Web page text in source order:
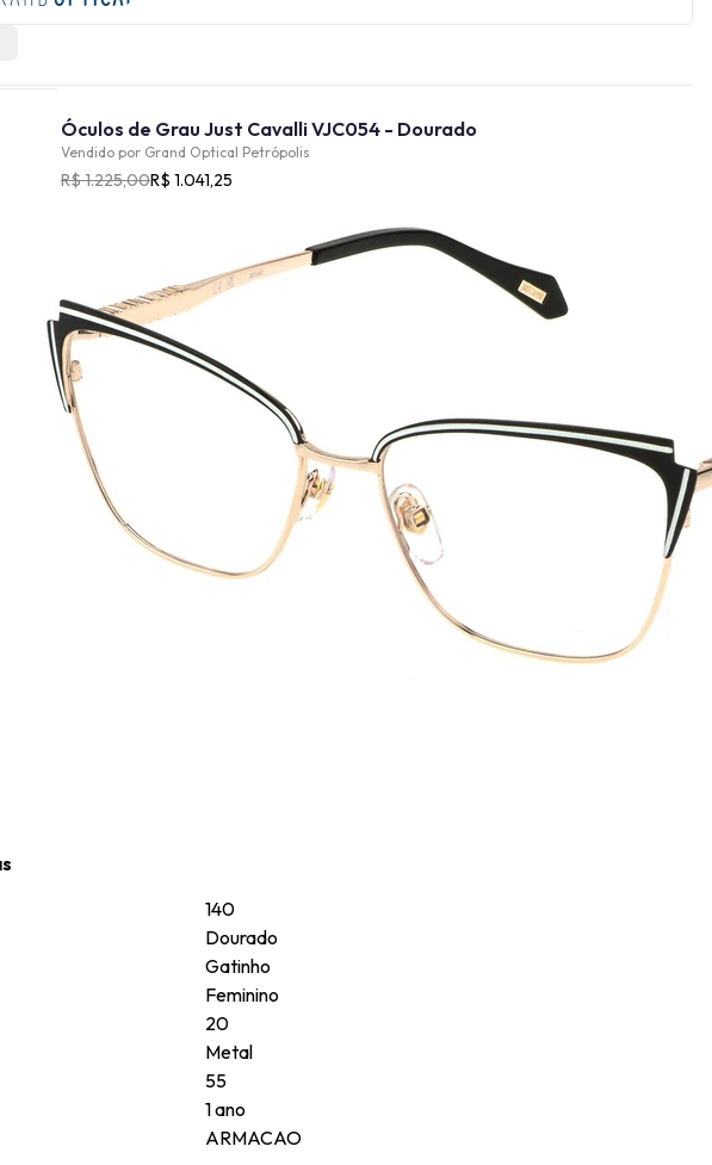
Óculos de Grau Just Cavalli VJC054 - Dourado
Vendido por Grand Optical Petrópolis
R$ 1.225,00R$ 1.041,25
Provador Virtual
da sua marca, direcionada a um público mais jovem e com um estilo irreverente. A linha
gráficos experimentais.
140
Dourado
Gatinho
Feminino
20
Metal
55
1 ano
ARMACAO